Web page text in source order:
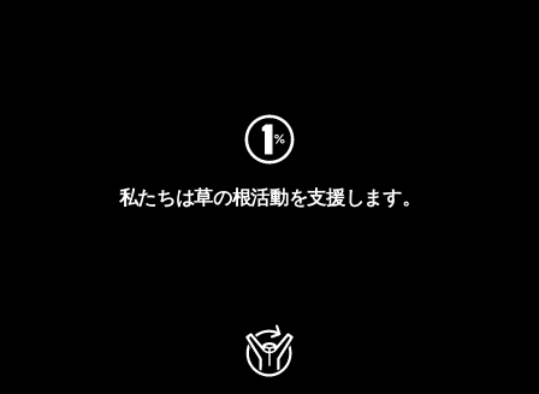
私たちは草の根活動を支援します。